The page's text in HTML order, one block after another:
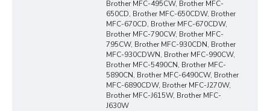
Brother MFC-495CW, Brother MFC-
650CD, Brother MFC-650CDW, Brother
MFC-670CD, Brother MFC-670CDW,
Brother MFC-790CW, Brother MFC-
795CW, Brother MFC-930CDN, Brother
MFC-930CDWN, Brother MFC-990CW,
Brother MFC-5490CN, Brother MFC-
5890CN, Brother MFC-6490CW, Brother
MFC-6890CDW, Brother MFC-J270W,
Brother MFC-J615W, Brother MFC-
J630W